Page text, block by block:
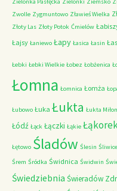
Zwolle Zygmuntowo Zławieś Wielka
Złoty Las Złoty Potok Ćmielów
Łajsy Łaniewo Łapy Łasica Łasin
Łebki Łebki Wielkie Łobez Łobżenica
Łomna Łomnica Łomża
Łubowo Łuka Łukta Łukta
Łódź Łąck Łączki Łąkie
Łętowo Śladów Ślesin Śliwice
Śrem Śródka Świdnica Świdwin
Świedziebnia Świeradów